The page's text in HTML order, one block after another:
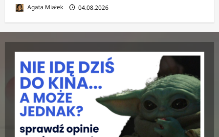
Agata Miałek 04.08.2026